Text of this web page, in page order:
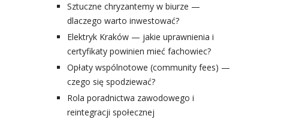
Sztuczne chryzantemy w biurze —
dlaczego warto inwestować?
Elektryk Kraków — jakie uprawnienia i
certyfikaty powinien mieć fachowiec?
Opłaty wspólnotowe (community fees) —
czego się spodziewać?
Rola poradnictwa zawodowego i
reintegracji społecznej